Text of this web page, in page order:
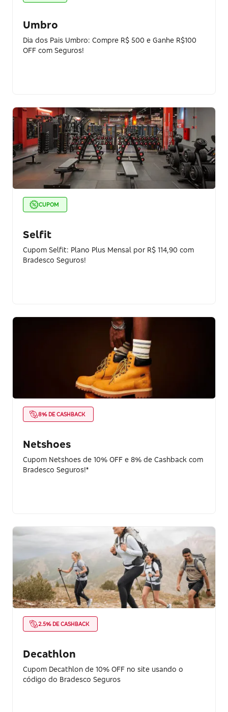
Umbro
Dia dos Pais Umbro: Compre R$ 500 e Ganhe R$100
OFF com Seguros!
CUPOM
Selfit
Cupom Selfit: Plano Plus Mensal por R$ 114,90 com
Bradesco Seguros!
8% DE CASHBACK
Netshoes
Cupom Netshoes de 10% OFF e 8% de Cashback com
Bradesco Seguros!*
2.5% DE CASHBACK
Decathlon
Cupom Decathlon de 10% OFF no site usando o
código do Bradesco Seguros